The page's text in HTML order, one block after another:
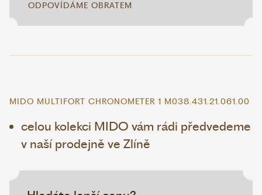
ODPOVÍDÁME OBRATEM
MIDO MULTIFORT CHRONOMETER 1 M038.431.21.061.00
celou kolekci MIDO vám rádi předvedeme
v naší prodejně ve Zlíně